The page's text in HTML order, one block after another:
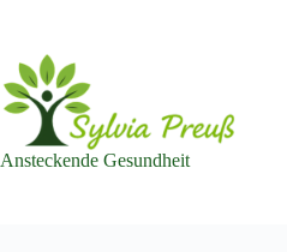
springen
Ansteckende Gesundheit